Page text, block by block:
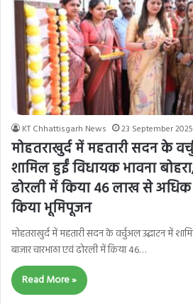
KT Chhattisgarh News 23 September 2025
मोहतराखुर्द में महतारी सदन के
शामिल हुईं विधायक भावना
ढोरली में किया 46 लाख से अधिक
किया भूमिपूजन
मोहतराखुर्द में महतारी सदन के वर्चुअल उद्घाटन में
बाजार चारभाठा एवं ढोरली में किया 46…
Read More »